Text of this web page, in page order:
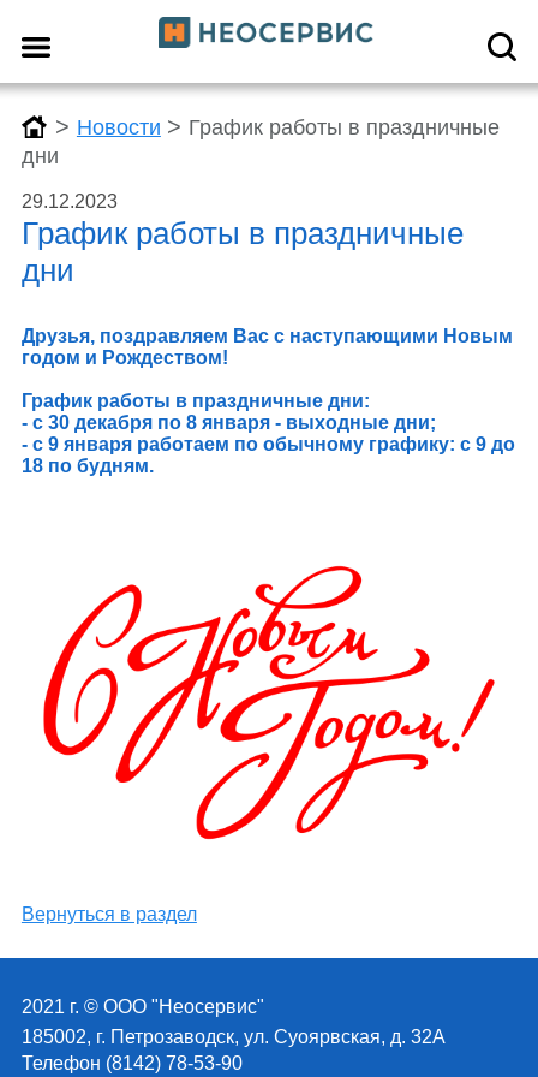
> Новости > График работы в праздничные
дни
29.12.2023
График работы в праздничные
дни
Друзья, поздравляем Вас с наступающими Новым
годом и Рождеством!
График работы в праздничные дни:
- с 30 декабря по 8 января - выходные дни;
- с 9 января работаем по обычному графику: с 9 до
18 по будням.
Вернуться в раздел
2021 г. © ООО "Неосервис"
185002, г. Петрозаводск, ул. Суоярвская, д. 32А
Телефон (8142) 78-53-90